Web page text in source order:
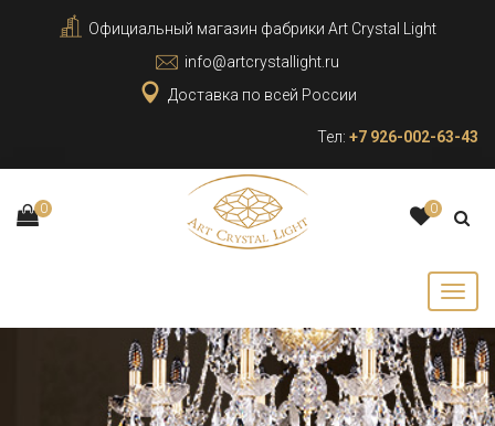
Официальный магазин фабрики Art Crystal Light
info@artcrystallight.ru
Доставка по всей России
Тел: +7 926-002-63-43
0 0